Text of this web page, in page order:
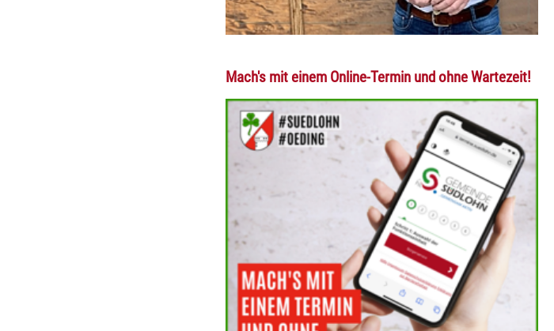
Mach's mit einem Online-Termin und ohne Wartezeit!